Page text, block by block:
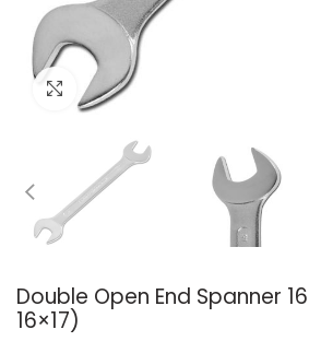
Palielināt attēlu
Double Open End Spanner
16×17)